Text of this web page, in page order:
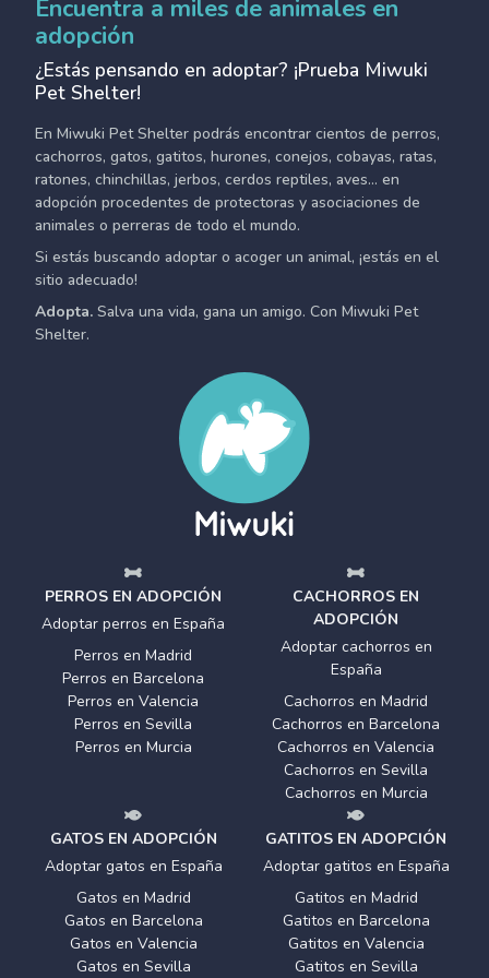
Encuentra a miles de animales en
adopción
¿Estás pensando en adoptar? ¡Prueba Miwuki
Pet Shelter!
En Miwuki Pet Shelter podrás encontrar cientos de perros,
cachorros, gatos, gatitos, hurones, conejos, cobayas, ratas,
ratones, chinchillas, jerbos, cerdos reptiles, aves... en
adopción procedentes de protectoras y asociaciones de
animales o perreras de todo el mundo.
Si estás buscando adoptar o acoger un animal, ¡estás en el
sitio adecuado!
Adopta. Salva una vida, gana un amigo. Con Miwuki Pet
Shelter.
PERROS EN ADOPCIÓN
Adoptar perros en España
Perros en Madrid
Perros en Barcelona
Perros en Valencia
Perros en Sevilla
Perros en Murcia
CACHORROS EN
ADOPCIÓN
Adoptar cachorros en
España
Cachorros en Madrid
Cachorros en Barcelona
Cachorros en Valencia
Cachorros en Sevilla
Cachorros en Murcia
GATOS EN ADOPCIÓN
Adoptar gatos en España
Gatos en Madrid
Gatos en Barcelona
Gatos en Valencia
Gatos en Sevilla
GATITOS EN ADOPCIÓN
Adoptar gatitos en España
Gatitos en Madrid
Gatitos en Barcelona
Gatitos en Valencia
Gatitos en Sevilla